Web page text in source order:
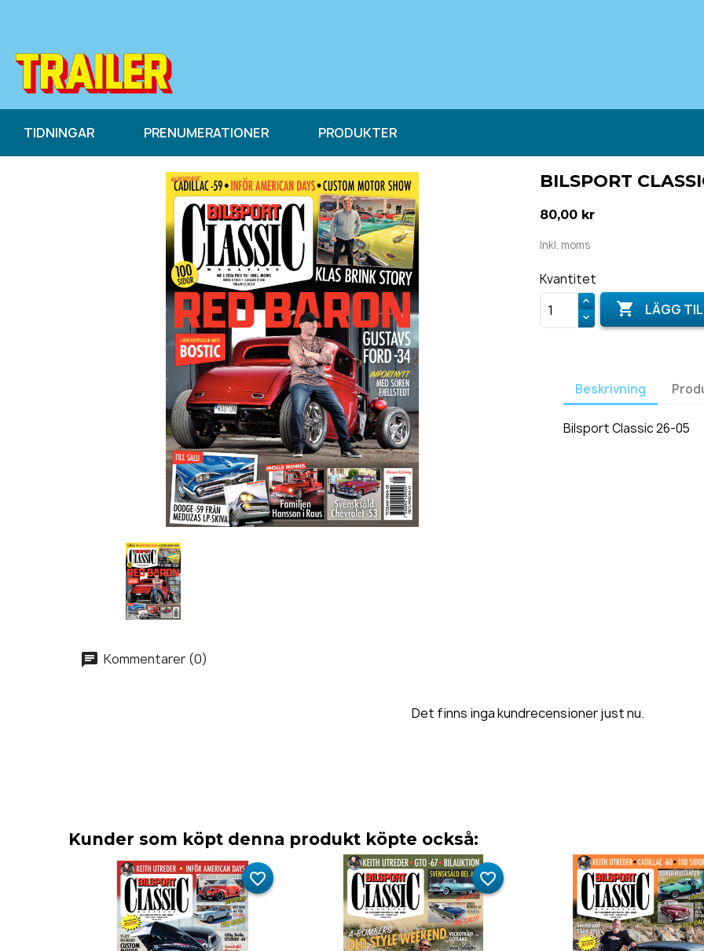
TIDNINGAR PRENUMERATIONER PRODUKTER
BILSPORT
80,00 kr
Inkl. moms
Kvantitet
 LÄGG
Beskrivning
Bilsport Classic 26-05
Kommentarer (0)
Det finns inga kundrecensioner just nu.
Kunder som köpt denna produkt köpte också:
favorite_border favorite_border